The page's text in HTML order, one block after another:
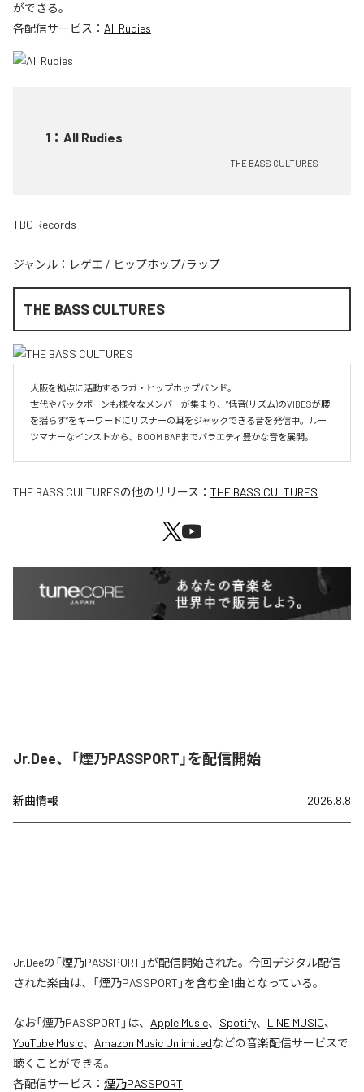
ができる。
各配信サービス： All Rudies
1 ： All Rudies
THE BASS CULTURES
TBC Records
ジャンル： レゲエ / ヒップホップ/ラップ
THE BASS CULTURES
大阪を拠点に活動するラガ・ヒップホップバンド。
世代やバックボーンも様々なメンバーが集まり、”低音(リズム)のVIBESが腰
を揺らす”をキーワードにリスナーの耳をジャックできる音を発信中。ルー
ツマナーなインストから、BOOM BAPまでバラエティ豊かな音を展開。
THE BASS CULTURESの他のリリース： THE BASS CULTURES
Jr.Dee、「煙乃PASSPORT」を配信開始
新曲情報 2026.8.8
Jr.Deeの「煙乃PASSPORT」が配信開始された。今回デジタル配信
された楽曲は、「煙乃PASSPORT」を含む全1曲となっている。
なお「煙乃PASSPORT 」は、 Apple Music、 Spotify、 LINE MUSIC、
YouTube Music、 Amazon Music Unlimitedなどの音楽配信サービスで
聴くことができる。
各配信サービス： 煙乃PASSPORT